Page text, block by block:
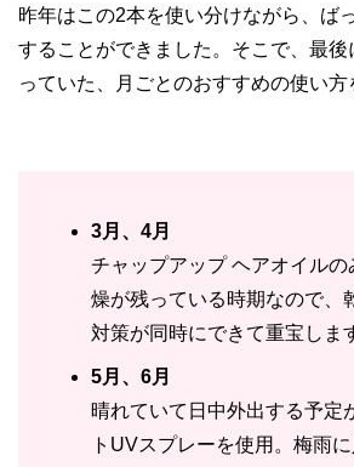
昨年はこの2本を使い分けながら、ば
することができました。そこで、最
っていた、月ごとのおすすめの使い方
3月、4月
チャップアップ ヘアオイルの
燥が残っている時期なので、
対策が同時にできて重宝しま
5月、6月
晴れていて日中外出する予定
トUVスプレーを使用。梅雨